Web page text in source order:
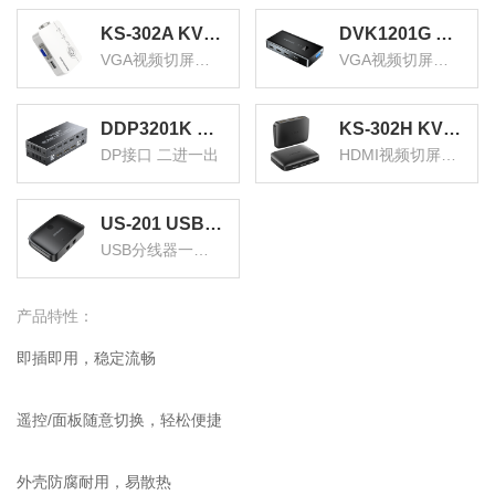
KS-302A KVM切换器 VGA视频切屏器配线 二进一出电脑转换器 2口显示器键鼠USB打印机共享器 DVK1201G VGA视频切屏器 二进一出 台式机笔记本显示器监控鼠标键盘USB打印机共享器
DDP3201K KVM切换器DP接口 二进一出台式机笔记本显示器监控鼠标键盘USB打印机共享器
DP接口 二进一出
KS-302H KVM切换器 HDMI视频切屏器 二进一出 台式机笔记本显示器监控鼠标键盘USB打印机共享器
US-201 USB打印机共享器分线器一分二 二进一出切换器 台式机笔记本鼠标键盘U盘切换共享2口转换器
产品特性：
即插即用，稳定流畅
遥控/面板随意切换，轻松便捷
外壳防腐耐用，易散热